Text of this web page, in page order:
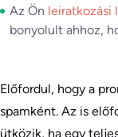
Az Ön leiratkozási
bonyolult ahhoz,
Előfordul, hogy a
spamként. Az is
ütközik, ha egy